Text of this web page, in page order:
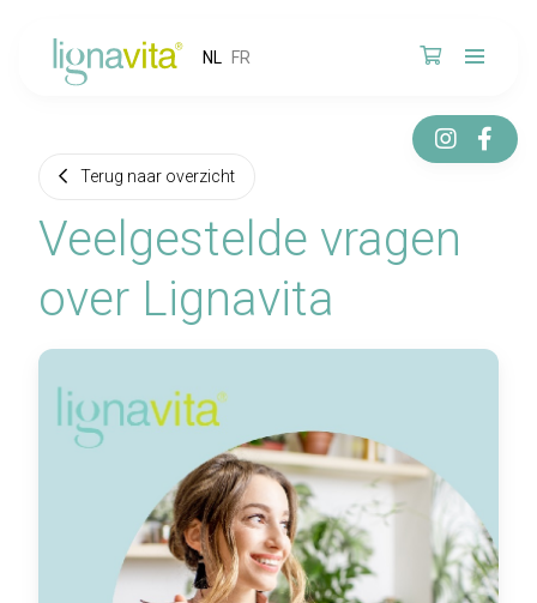
NL FR
Terug naar overzicht
Veelgestelde vragen
over Lignavita